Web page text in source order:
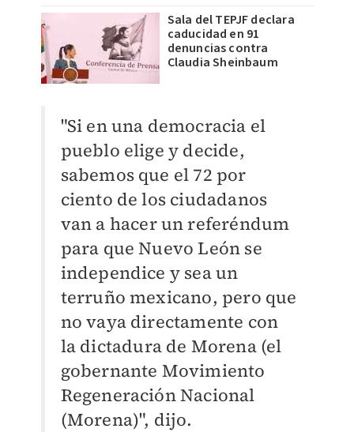
Sala del TEPJF declara
caducidad en 91
denuncias contra
Claudia Sheinbaum
"Si en una democracia el
pueblo elige y decide,
sabemos que el 72 por
ciento de los ciudadanos
van a hacer un referéndum
para que Nuevo León se
independice y sea un
terruño mexicano, pero que
no vaya directamente con
la dictadura de Morena (el
gobernante Movimiento
Regeneración Nacional
(Morena)", dijo.